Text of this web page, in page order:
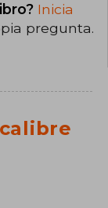
Inicia
pregunta.